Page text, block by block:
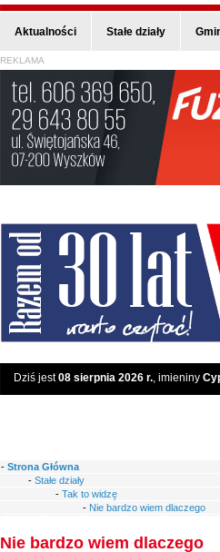
Aktualności Stałe działy
REKLAMA
Dziś jest08 sierpnia 2026 r., imieniny
- Strona Główna
- Stałe działy
- Tak to widzę
- Nie bardzo wiem dlaczego
Nie bardzo wiem dlaczego